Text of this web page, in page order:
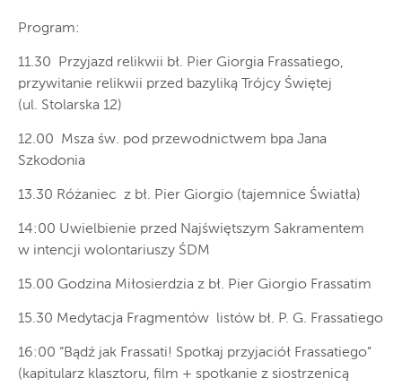
Program:
11.30 Przyjazd relikwii bł. Pier Giorgia Frassatiego,
przywitanie relikwii przed bazyliką Trójcy Świętej
(ul. Stolarska 12)
12.00 Msza św. pod przewodnictwem bpa Jana
Szkodonia
13.30 Różaniec z bł. Pier Giorgio (tajemnice Światła)
14:00 Uwielbienie przed Najświętszym Sakramentem
w intencji wolontariuszy ŚDM
15.00 Godzina Miłosierdzia z bł. Pier Giorgio Frassatim
15.30 Medytacja Fragmentów listów bł. P. G. Frassatiego
16:00 “Bądź jak Frassati! Spotkaj przyjaciół Frassatiego”
(kapitularz klasztoru, film + spotkanie z siostrzenicą